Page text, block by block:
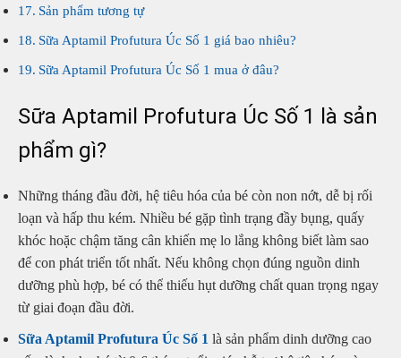
Sản phẩm tương tự
Sữa Aptamil Profutura Úc Số 1 giá bao nhiêu?
Sữa Aptamil Profutura Úc Số 1 mua ở đâu?
Sữa Aptamil Profutura Úc Số 1 là sản
phẩm gì?
Những tháng đầu đời, hệ tiêu hóa của bé còn non nớt, dễ bị rối
loạn và hấp thu kém. Nhiều bé gặp tình trạng đầy bụng, quấy
khóc hoặc chậm tăng cân khiến mẹ lo lắng không biết làm sao
để con phát triển tốt nhất. Nếu không chọn đúng nguồn dinh
dưỡng phù hợp, bé có thể thiếu hụt dưỡng chất quan trọng ngay
từ giai đoạn đầu đời.
Sữa Aptamil Profutura Úc Số 1 là sản phẩm dinh dưỡng cao